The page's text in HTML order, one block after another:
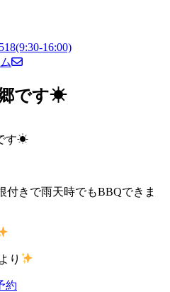
(9:30-16:00)
です☀
す☀
付きで雨天時でもBBQできま
り
約